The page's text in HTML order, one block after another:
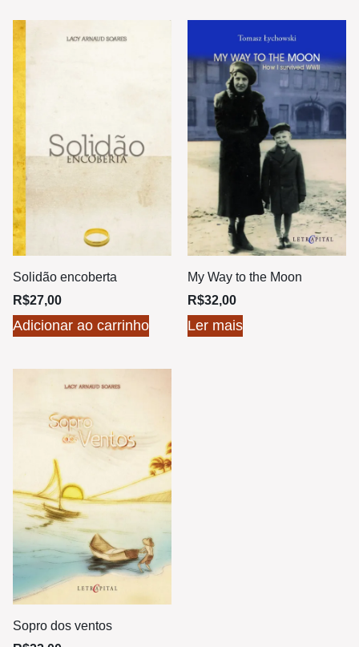
Solidão encoberta
R$27,00
Adicionar ao carrinho
My Way to the Moon
R$32,00
Ler mais
Sopro dos ventos